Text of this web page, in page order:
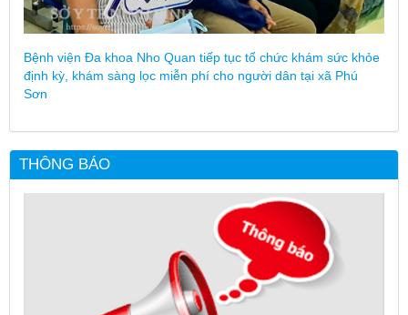
Bệnh viện Đa khoa Nho Quan tiếp tục tổ chức khám sức khỏe
định kỳ, khám sàng lọc miễn phí cho người dân tại xã Phú
Sơn
THÔNG BÁO